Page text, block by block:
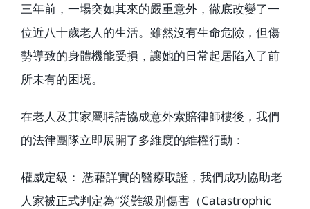
三年前，一場突如其來的嚴重意外，徹底改變了一
位近八十歲老人的生活。雖然沒有生命危險，但傷
勢導致的身體機能受損，讓她的日常起居陷入了前
所未有的困境。
在老人及其家屬聘請協成意外索賠律師樓後，我們
的法律團隊立即展開了多維度的維權行動：
權威定級： 憑藉詳實的醫療取證，我們成功協助老
人家被正式判定為“災難級別傷害（Catastrophic